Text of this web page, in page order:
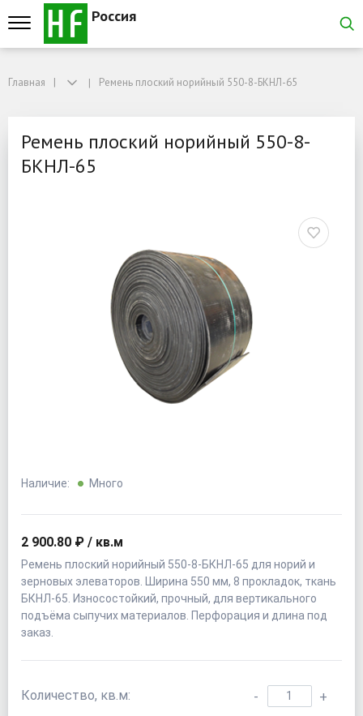
Россия
Ремень плоский норийный 550-8-БКНЛ-65
Главная Ремень плоский норийный 550-8-БКНЛ-65
Ремень плоский норийный 550-8-
БКНЛ-65
Наличие: Много
2 900.80 ₽ / кв.м
Ремень плоский норийный 550-8-БКНЛ-65 для норий и
зерновых элеваторов. Ширина 550 мм, 8 прокладок, ткань
БКНЛ-65. Износостойкий, прочный, для вертикального
подъёма сыпучих материалов. Перфорация и длина под
заказ.
Количество, кв.м: - +